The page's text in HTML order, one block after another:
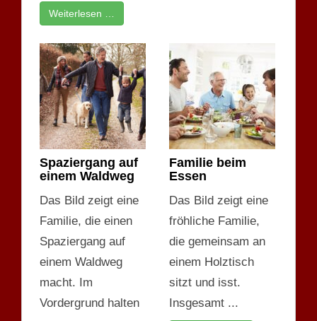
Weiterlesen …
Spaziergang auf
einem Waldweg
Das Bild zeigt eine
Familie, die einen
Spaziergang auf
einem Waldweg
macht. Im
Vordergrund halten
Familie beim
Essen
Das Bild zeigt eine
fröhliche Familie,
die gemeinsam an
einem Holztisch
sitzt und isst.
Insgesamt ...